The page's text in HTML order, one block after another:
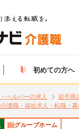
初めての方へ
ヘルパーの求人 岩手県
護職・福祉求人・転職・
グループホーム